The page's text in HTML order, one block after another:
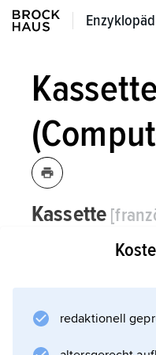
Kassette
italienisch
Kunststoffgehäuse
redaktionell